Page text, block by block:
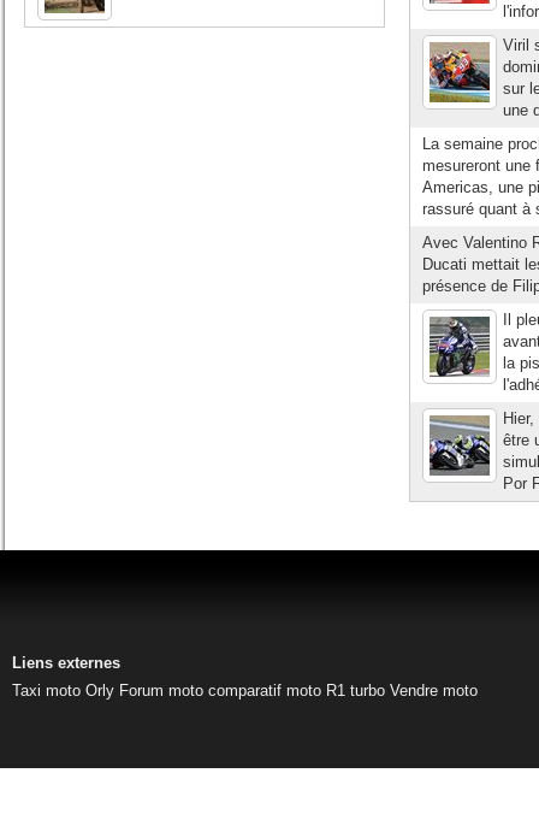
Viril
sur
une
La semaine
mesureront une
Americas, une
rassuré quant à
Avec Valentino
Ducati mettait
présence de
Il
la
être
Por
Liens externes
Taxi moto Orly Forum moto comparatif moto R1 turbo Vendre moto